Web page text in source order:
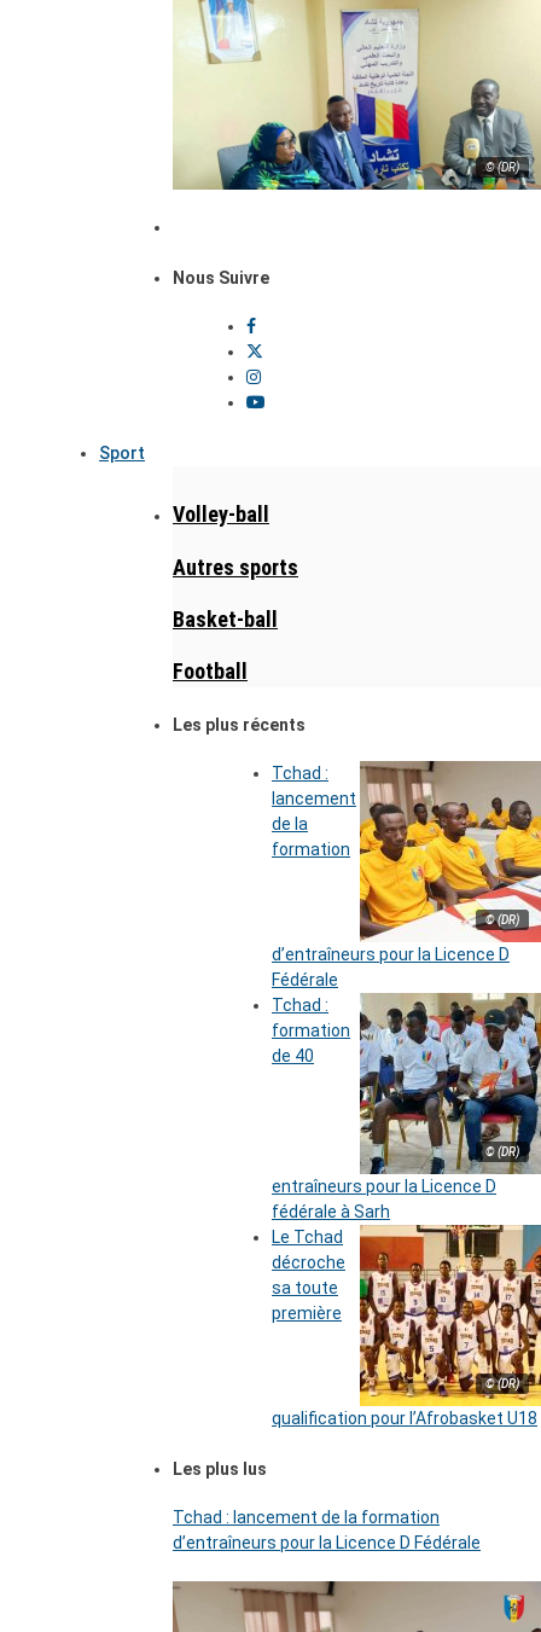
© (DR)
Nous Suivre
Sport
Volley-ball
Autres sports
Basket-ball
Football
Les plus récents
© (DR)
Tchad :
lancement
de la
formation
d’entraîneurs pour la Licence D
Fédérale
© (DR)
Tchad :
formation
de 40
entraîneurs pour la Licence D
fédérale à Sarh
© (DR)
Le Tchad
décroche
sa toute
première
qualification pour l’Afrobasket U18
Les plus lus
Tchad : lancement de la formation
d’entraîneurs pour la Licence D Fédérale